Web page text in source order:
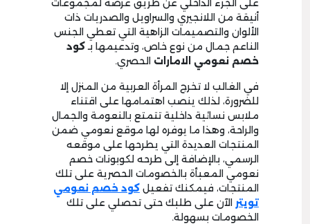
على الجزء الداخلي عن طريق عرضه لمجموعات
أنيقة من اللانجيري والسراويل والصدريات ذات
الألوان والتصميمات الزاهية التي تعطي الجنس
الناعم جمال من نوع خاص، وتدعيمها بـكود
خصم نعومي الامارات الحصري.
في الغالب لا تخرج المرأة العربية من المنزل إلا
للضرورة، لذلك ينصب اهتمامها على اقتناء
ملابس نسائية داخلية تتمتع بالنعومة والجمال
والراحة، وهذا ما يوفره لها موقع نعومي ضمن
المنتجات العديدة التي يطرحها على موقعه
الرسمي، بالإضافة إلى طرحه لكوبونات خصم
نعومي المعبأة بالخصومات الحصرية على تلك
المنتجات، فيمكنك تفعيل كود خصم نعومي
تويتر الآن على طلبك حتى تحصلي على تلك
الخصومات بسهولة.